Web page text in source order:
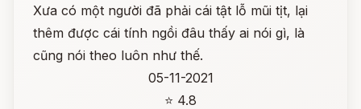
Xưa có một người đã phải cái tật lỗ mũi tịt, lại
thêm được cái tính ngồi đâu thấy ai nói gì, là
cũng nói theo luôn như thế.
05-11-2021
⭐ 4.8